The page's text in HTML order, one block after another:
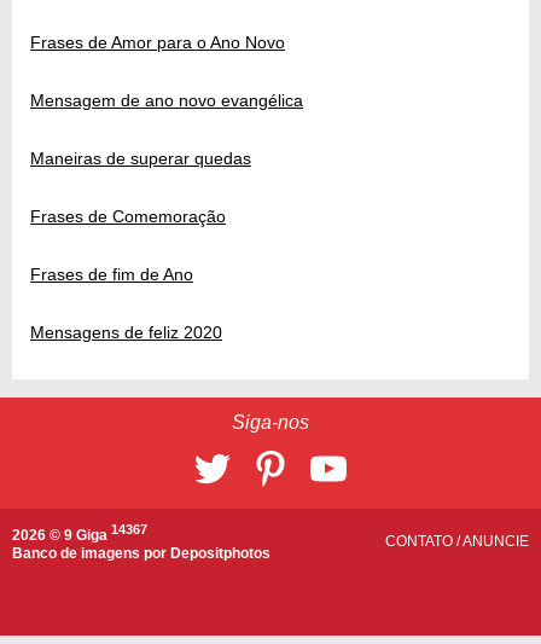
Frases de Amor para o Ano Novo
Mensagem de ano novo evangélica
Maneiras de superar quedas
Frases de Comemoração
Frases de fim de Ano
Mensagens de feliz 2020
Siga-nos
2026 © 9 Giga 14367
Banco de imagens por Depositphotos
CONTATO /ANUNCIE